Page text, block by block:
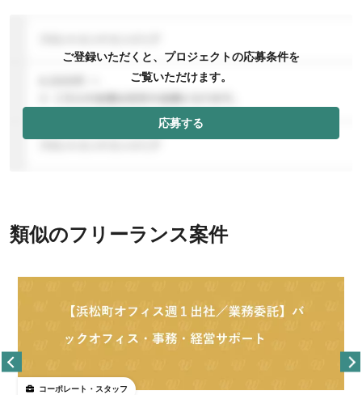
ご登録いただくと、プロジェクトの応募条件を
ご覧いただけます。
応募する
類似のフリーランス案件
コーポレート・スタッフ